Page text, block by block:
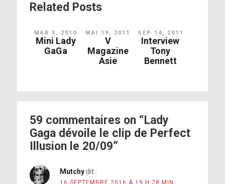
Related Posts
MAR 3, 2010
Mini Lady
GaGa
MAI 19, 2011
V
Magazine
Asie
SEP 14, 2011
Interview
Tony
Bennett
59 commentaires on “Lady
Gaga dévoile le clip de Perfect
Illusion le 20/09”
Mutchy dit :
16 SEPTEMBRE 2016 À 19 H 28 MIN